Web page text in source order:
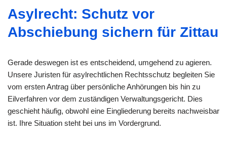
Asylrecht: Schutz vor
Abschiebung sichern für Zittau
Gerade deswegen ist es entscheidend, umgehend zu agieren.
Unsere Juristen für asylrechtlichen Rechtsschutz begleiten Sie
vom ersten Antrag über persönliche Anhörungen bis hin zu
Eilverfahren vor dem zuständigen Verwaltungsgericht. Dies
geschieht häufig, obwohl eine Eingliederung bereits nachweisbar
ist. Ihre Situation steht bei uns im Vordergrund.